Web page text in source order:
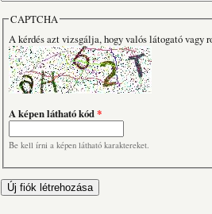
CAPTCHA
A kérdés azt vizsgálja, hogy valós látogató vagy
A képen látható kód*
Be kell írni a képen látható karaktereket.